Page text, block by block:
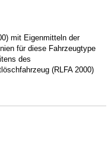
mit Eigenmitteln der
für diese Fahrzeugtype
des
(RLFA 2000)